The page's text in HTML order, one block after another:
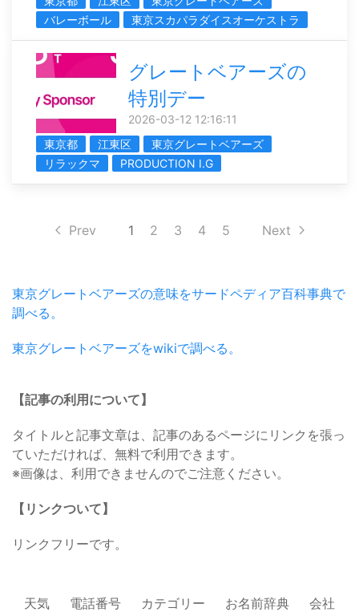
バレーボール
東京スカパラダイスオーケストラ
グレートベアーズの
特別デー
2026-03-12 12:16:11
東京都
江東区
東京グレートベアーズ
リラックマ
PRODUCTION I.G
Prev 1 2 3 4 5 Next
東京グレートベアーズの意味をサードペディア百科事典で
調べる。
東京グレートベアーズをwikiで調べる。
【記事の利用について】
タイトルと記事文章は、記事のあるページにリンクを張っ
ていただければ、無料で利用できます。
※画像は、利用できませんのでご注意ください。
【リンクついて】
リンクフリーです。
天気 電話番号 カテゴリー お名前辞典
会社